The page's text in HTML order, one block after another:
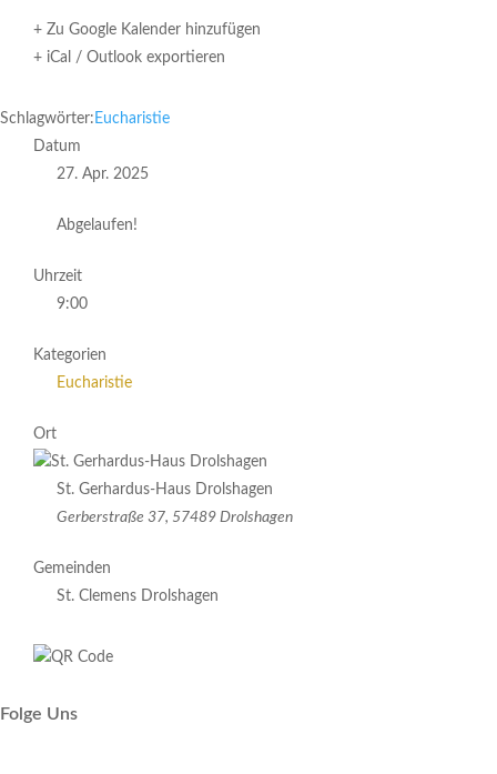
+ Zu Google Kalender hinzufügen
+ iCal / Outlook exportieren
Schlagwörter: Eucharistie
Datum
27. Apr. 2025
Abgelaufen!
Uhrzeit
9:00
Kategorien
Eucharistie
Ort
St. Gerhardus-Haus Drolshagen
Gerberstraße 37, 57489 Drolshagen
Gemeinden
St. Clemens Drolshagen
Folge Uns